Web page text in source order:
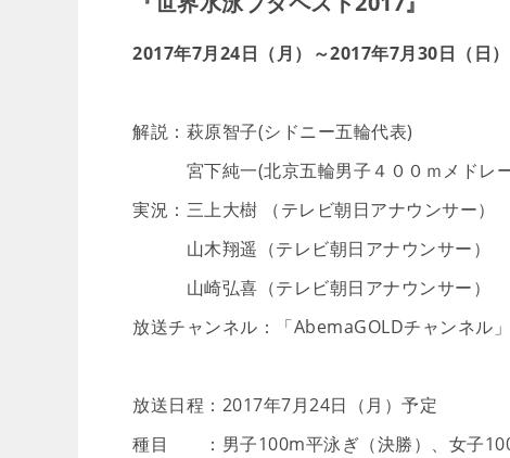
2017年7月24日（月）～2017年7月30日（日
解説：萩原智子(シドニー五輪代表)
宮下純一(北京五輪男子４００ｍメドレー
実況：三上大樹 （テレビ朝日アナウンサー）
山木翔遥（テレビ朝日アナウンサー）
山崎弘喜（テレビ朝日アナウンサー）
放送チャンネル：「AbemaGOLDチャンネル」
放送日程：2017年7月24日（月）予定
種目 ：男子100m平泳ぎ（決勝）、女子